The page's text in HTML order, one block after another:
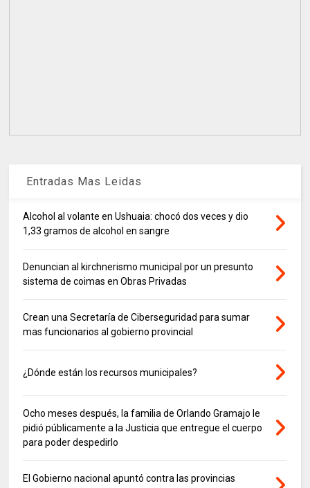
Entradas Mas Leidas
Alcohol al volante en Ushuaia: chocó dos veces y dio
1,33 gramos de alcohol en sangre
Denuncian al kirchnerismo municipal por un presunto
sistema de coimas en Obras Privadas
Crean una Secretaría de Ciberseguridad para sumar
mas funcionarios al gobierno provincial
¿Dónde están los recursos municipales?
Ocho meses después, la familia de Orlando Gramajo le
pidió públicamente a la Justicia que entregue el cuerpo
para poder despedirlo
El Gobierno nacional apuntó contra las provincias